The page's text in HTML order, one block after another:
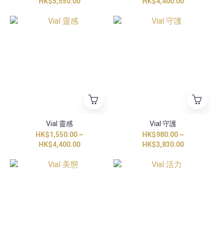
Vial 靈感
HK$1,550.00 ~
HK$4,400.00
Vial 守護
HK$980.00 ~
HK$3,830.00